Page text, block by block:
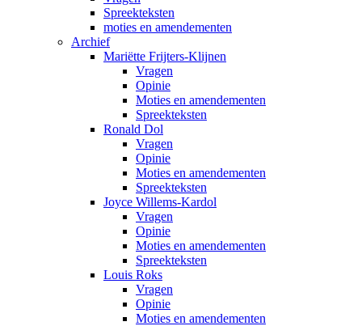
Spreekteksten
moties en amendementen
Archief
Mariëtte Frijters-Klijnen
Vragen
Opinie
Moties en amendementen
Spreekteksten
Ronald Dol
Vragen
Opinie
Moties en amendementen
Spreekteksten
Joyce Willems-Kardol
Vragen
Opinie
Moties en amendementen
Spreekteksten
Louis Roks
Vragen
Opinie
Moties en amendementen